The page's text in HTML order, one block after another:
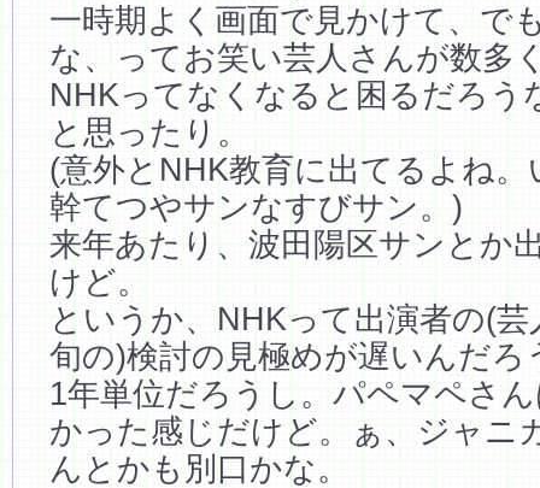
一時期よく画面で見かけて、で
な、ってお笑い芸人さんが数多
NHKってなくなると困るだろう
と思ったり。
(意外とNHK教育に出てるよね
幹てつやサンなすびサン。)
来年あたり、波田陽区サンとか
けど。
というか、NHKって出演者の(
旬の)検討の見極めが遅いんだろ
1年単位だろうし。パペマペさ
かった感じだけど。ぁ、ジャニ
んとかも別口かな。